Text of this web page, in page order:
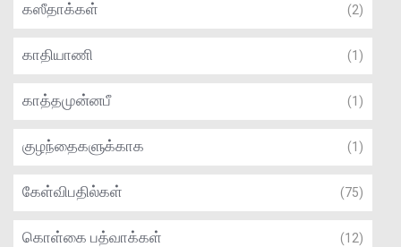
கஸீதாக்கள் (2)
காதியாணி (1)
காத்தமுன்னபீ (1)
குழந்தைகளுக்காக (1)
கேள்விபதில்கள் (75)
கொள்கை பத்வாக்கள் (12)